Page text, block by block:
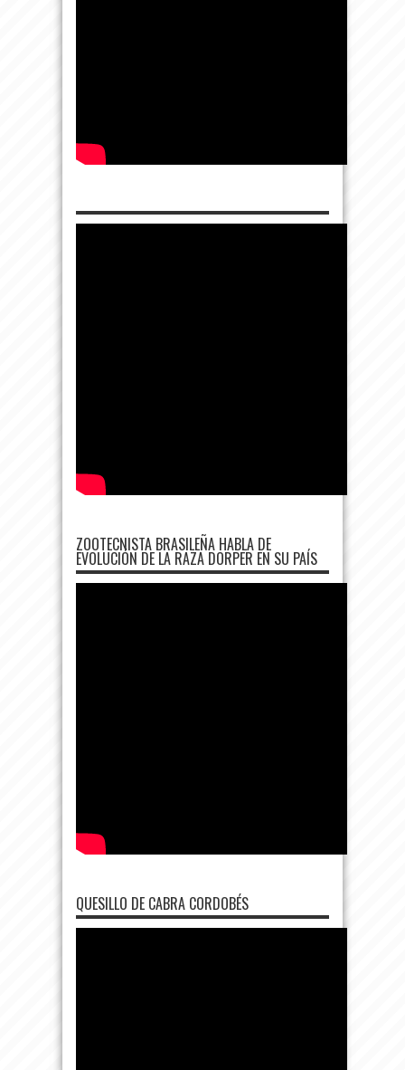
ZOOTECNISTA BRASILEÑA HABLA DE
EVOLUCIÓN DE LA RAZA DORPER EN SU PAÍS
QUESILLO DE CABRA CORDOBÉS